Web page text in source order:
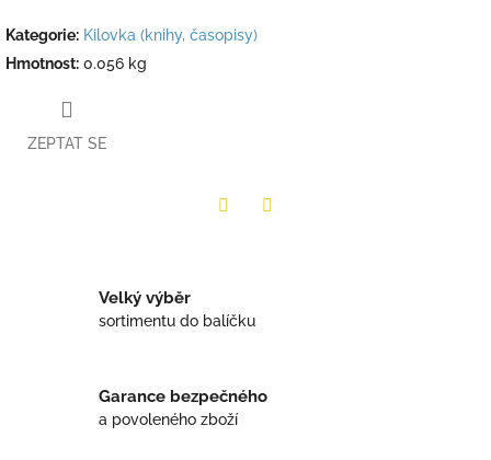
Kategorie: Kilovka (knihy, časopisy)
Hmotnost: 0.056 kg
ZEPTAT SE
Velký výběr
sortimentu do balíčku
Garance bezpečného
a povoleného zboží